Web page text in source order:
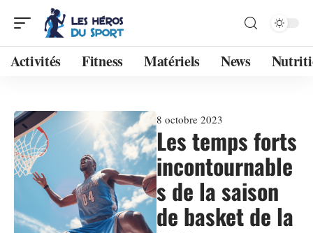
Activités Fitness Matériels News
8 octobre 2023
Les temps forts
incontournable
s de la saison
de basket de la